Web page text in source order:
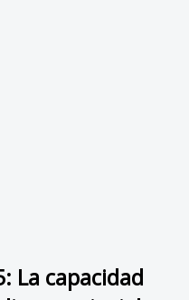
La capacidad